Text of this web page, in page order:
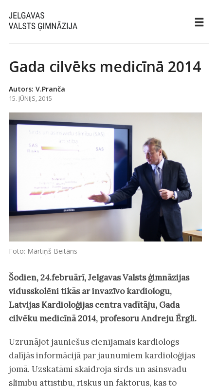
Gada cilvēks medicīnā 2014
Autors: V.Pranča
15. JŪNIJS, 2015
Foto: Mārtiņš Beitāns
Šodien, 24.februārī, Jelgavas Valsts ģimnāzijas
vidusskolēni tikās ar invazīvo kardiologu,
Latvijas Kardioloģijas centra vadītāju, Gada
cilvēku medicīnā 2014, profesoru Andreju Ērgli.
Uzrunājot jauniešus cienījamais kardiologs
dalījās informācijā par jaunumiem kardioloģijas
jomā. Uzskatāmi skaidroja sirds un asinsvadu
slimību attīstību, riskus un faktorus, kas to